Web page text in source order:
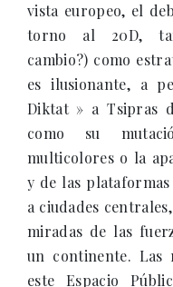
vista europeo, el
torno al 20D,
cambio?) como
es ilusionante, a
Diktat » a Tsipras
como su
multicolores o la
y de las
a ciudades
miradas de las
un continente. Las
este Espacio